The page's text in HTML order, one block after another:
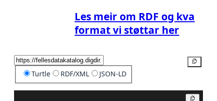
Les meir om RDF og kva
format vi støttar her
Turtle RDF/XML JSON-LD